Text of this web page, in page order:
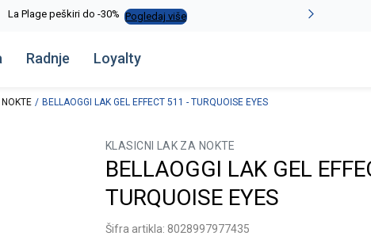
La Plage peškiri do -30% Pogledaj više
Radnje Loyalty
BELLAOGGI LAK GEL EFFECT 511 - TURQUOISE EYES
KLASICNI LAK ZA NOKTE
BELLAOGGI LAK GEL
TURQUOISE EYES
Šifra artikla: 8028997977435